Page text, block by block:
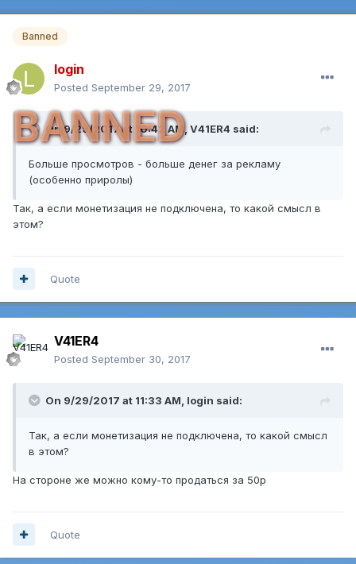
Banned
login
Posted September 29, 2017
BANNED
On 9/29/2017 at 10:42 AM, V41ER4 said:
Больше просмотров - больше денег за рекламу
(особенно приролы)
Так, а если монетизация не подключена, то какой смысл в
этом?
Quote
V41ER4
Posted September 30, 2017
On 9/29/2017 at 11:33 AM, login said:
Так, а если монетизация не подключена, то какой смысл
в этом?
На стороне же можно кому-то продаться за 50р
Quote